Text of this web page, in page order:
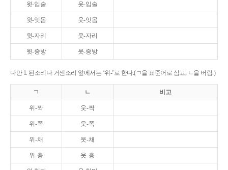
윗-입술 웃-입술
윗-잇몸 웃-잇몸
윗-자리 웃-자리
윗-중방 웃-중방
다만 1. 된소리나 거센소리 앞에서는 ‘위-’로 한다.(ㄱ을 표준어로 삼고, ㄴ을 버림.)
ㄱ ㄴ 비고
위-짝 웃-짝
위-쪽 웃-쪽
위-채 웃-채
위-층 웃-층